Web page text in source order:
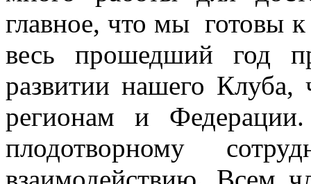
главное, что мы готовы
весь прошедший год
развитии нашего Клуба,
регионам и
плодотворному